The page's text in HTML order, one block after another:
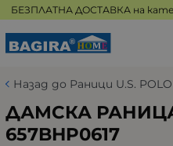
БЕЗПЛАТНА ДОСТАВКА на
Назад до Раници U.S. POLO
ДАМСКА РАНИЦА
657BHP0617